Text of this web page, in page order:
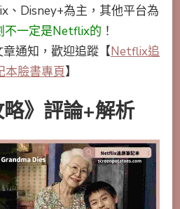
、Disney+為主，其他平台為
不一定是Netflix的 ！
通知，歡迎追蹤 【Netflix追
本臉書專頁】
略》評論+解析